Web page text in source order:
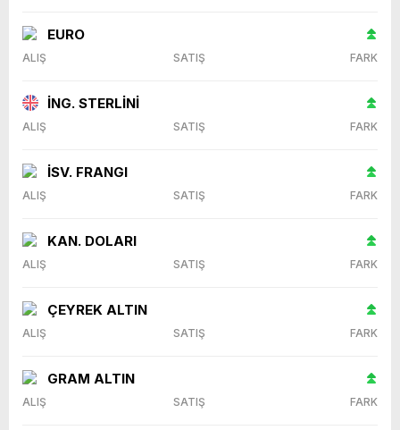
EURO
ALIŞ SATIŞ FARK
İNG. STERLİNİ
ALIŞ SATIŞ FARK
İSV. FRANGI
ALIŞ SATIŞ FARK
KAN. DOLARI
ALIŞ SATIŞ FARK
ÇEYREK ALTIN
ALIŞ SATIŞ FARK
GRAM ALTIN
ALIŞ SATIŞ FARK